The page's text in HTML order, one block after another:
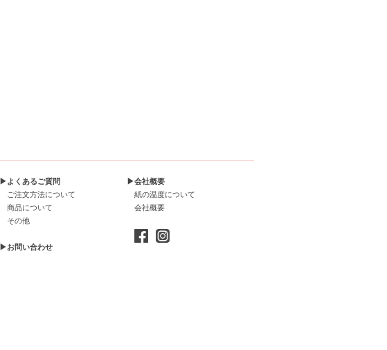
▶よくあるご質問
ご注文方法について
商品について
その他
▶お問い合わせ
▶会社概要
紙の温度について
会社概要